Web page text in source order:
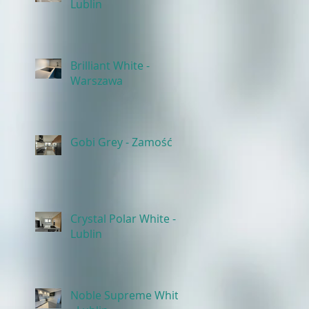
Lublin
Brilliant White -
Warszawa
Gobi Grey - Zamość
Crystal Polar White -
Lublin
Noble Supreme White